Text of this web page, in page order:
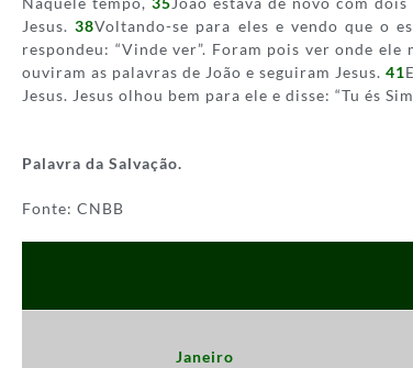
Jesus.38Voltando-se para eles e vendo que o
respondeu: “Vinde ver”. Foram pois ver onde
ouviram as palavras de João e seguiram Jesus. 41
Jesus. Jesus olhou bem para ele e disse: “Tu és
Palavra da Salvação.
Fonte: CNBB
Janeiro